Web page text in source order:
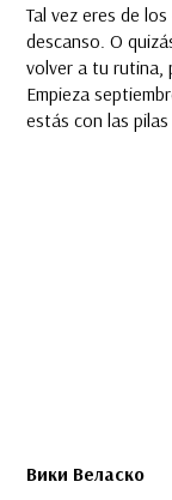
Tal vez eres de
descanso. O
volver a tu rutina,
Empieza
estás con las
Вики Веласко